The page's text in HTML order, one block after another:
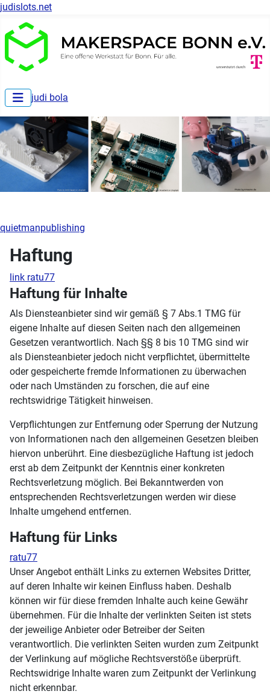
judislots.net
judi bola
quietmanpublishing
Haftung
link ratu77
Haftung für Inhalte
Als Diensteanbieter sind wir gemäß § 7 Abs.1 TMG für
eigene Inhalte auf diesen Seiten nach den allgemeinen
Gesetzen verantwortlich. Nach §§ 8 bis 10 TMG sind wir
als Diensteanbieter jedoch nicht verpflichtet, übermittelte
oder gespeicherte fremde Informationen zu überwachen
oder nach Umständen zu forschen, die auf eine
rechtswidrige Tätigkeit hinweisen.
Verpflichtungen zur Entfernung oder Sperrung der Nutzung
von Informationen nach den allgemeinen Gesetzen bleiben
hiervon unberührt. Eine diesbezügliche Haftung ist jedoch
erst ab dem Zeitpunkt der Kenntnis einer konkreten
Rechtsverletzung möglich. Bei Bekanntwerden von
entsprechenden Rechtsverletzungen werden wir diese
Inhalte umgehend entfernen.
Haftung für Links
ratu77
Unser Angebot enthält Links zu externen Websites Dritter,
auf deren Inhalte wir keinen Einfluss haben. Deshalb
können wir für diese fremden Inhalte auch keine Gewähr
übernehmen. Für die Inhalte der verlinkten Seiten ist stets
der jeweilige Anbieter oder Betreiber der Seiten
verantwortlich. Die verlinkten Seiten wurden zum Zeitpunkt
der Verlinkung auf mögliche Rechtsverstöße überprüft.
Rechtswidrige Inhalte waren zum Zeitpunkt der Verlinkung
nicht erkennbar.